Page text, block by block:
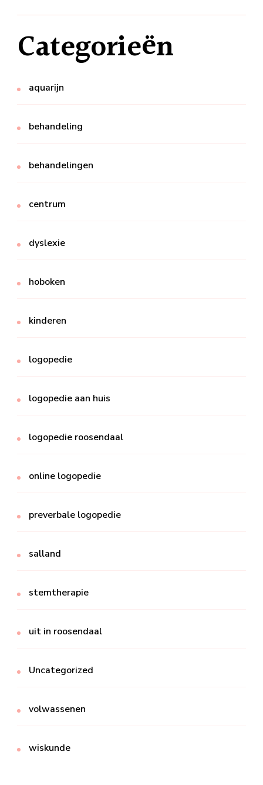
Categorieën
aquarijn
behandeling
behandelingen
centrum
dyslexie
hoboken
kinderen
logopedie
logopedie aan huis
logopedie roosendaal
online logopedie
preverbale logopedie
salland
stemtherapie
uit in roosendaal
Uncategorized
volwassenen
wiskunde